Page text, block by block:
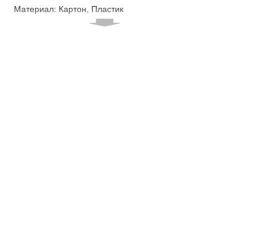
Материал: Картон, Пластик